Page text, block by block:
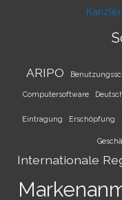
ARIPO
Computersoftware
Eintragung Erschöpfung
Internationale